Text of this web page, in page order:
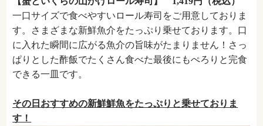
一口サイズで食べやすいロール寿司をご用意しておりま
す。さまざまな新鮮魚介をたっぷり乗せております。口
に入れた瞬間に広がる魚介の旨味がたまりません！さっ
ぱりとした酢飯でたくさん食べた最後にもぺろりと完食
できる一皿です。
その日おすすめの新鮮鮮魚をたっぷりと乗せておりま
す！